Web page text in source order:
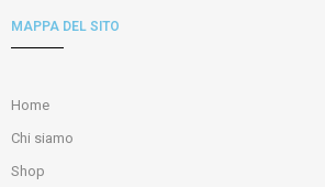
MAPPA DEL SITO
Home
Chi siamo
Shop